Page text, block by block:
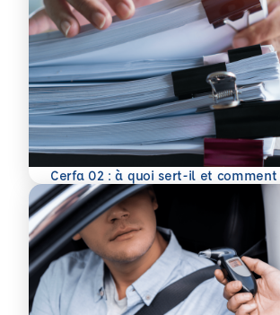
Cerfa 02 : à quoi sert-il et comment
En savoir plus